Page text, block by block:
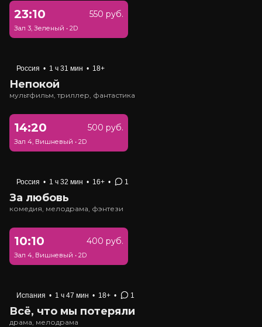
23:10 550 руб.
Зал 3, Зеленый • 2D
Россия • 1 ч 31 мин • 18+
Непокой
мультфильм, триллер, фантастика
14:20 500 руб.
Зал 4, Вишневый • 2D
Россия • 1 ч 32 мин • 16+ • 1
За любовь
комедия, мелодрама, фэнтези
10:10 400 руб.
Зал 4, Вишневый • 2D
Испания • 1 ч 47 мин • 18+ • 1
Всё, что мы потеряли
драма, мелодрама